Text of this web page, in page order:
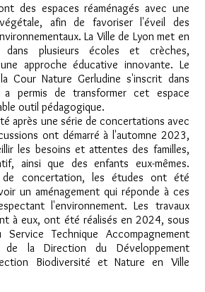
des espaces réaménagés avec une
afin de favoriser l'éveil des
La Ville de Lyon met en
plusieurs écoles et crèches,
approche éducative innovante. Le
Cour Nature Gerludine s'inscrit dans
permis de transformer cet espace
outil pédagogique.
après une série de concertations avec
ont démarré à l'automne 2023,
les besoins et attentes des familles,
ainsi que des enfants eux-mêmes.
de concertation, les études ont été
un aménagement qui réponde à ces
l'environnement. Les travaux
à eux, ont été réalisés en 2024, sous
Technique Accompagnement
de la Direction du Développement
Biodiversité et Nature en Ville